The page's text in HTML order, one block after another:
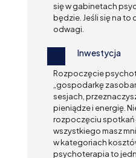
się w gabinetach
będzie. Jeśli się na
odwagi.
Inwestycja
Rozpoczęcie
„gospodarkę
sesjach,
pieniądze i energię.
rozpoczęciu spotkań
wszystkiego masz
w kategoriach
psychoterapia to